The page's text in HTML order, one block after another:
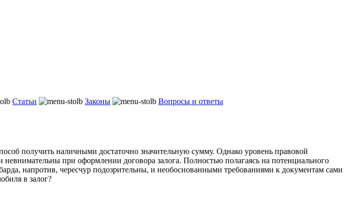
Статьи Законы Вопросы и ответы
получить наличными достаточно значительную сумму. Однако уровень правовой
при оформлении договора залога. Полностью полагаясь на потенциального
напротив, чересчур подозрительны, и необоснованными требованиями к документам сами
в залог?